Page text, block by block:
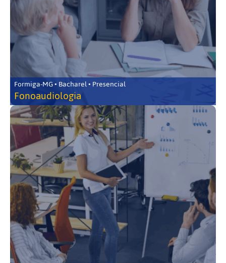
Formiga-MG • Bacharel • Presencial
Fonoaudiologia